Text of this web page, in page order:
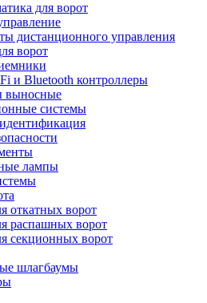
для ворот
дистанционного управления
ворот
и Bluetooth контроллеры
выносные
системы
лампы
откатных ворот
распашных ворот
секционных ворот
шлагбаумы